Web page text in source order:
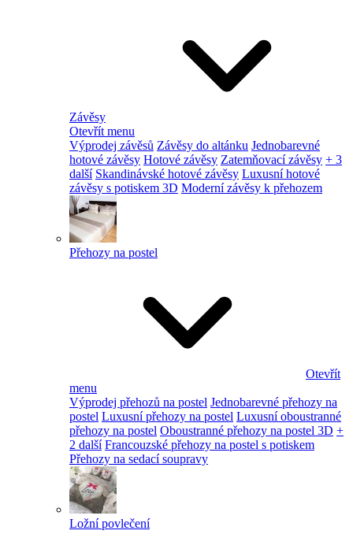
Závěsy
Otevřít menu
Výprodej závěsů Závěsy do altánku Jednobarevné
hotové závěsy Hotové závěsy Zatemňovací závěsy + 3
další Skandinávské hotové závěsy Luxusní hotové
závěsy s potiskem 3D Moderní závěsy k přehozem
Přehozy na postel
Otevřít
menu
Výprodej přehozů na postel Jednobarevné přehozy na
postel Luxusní přehozy na postel Luxusní oboustranné
přehozy na postel Oboustranné přehozy na postel 3D +
2 další Francouzské přehozy na postel s potiskem
Přehozy na sedací soupravy
Ložní povlečení